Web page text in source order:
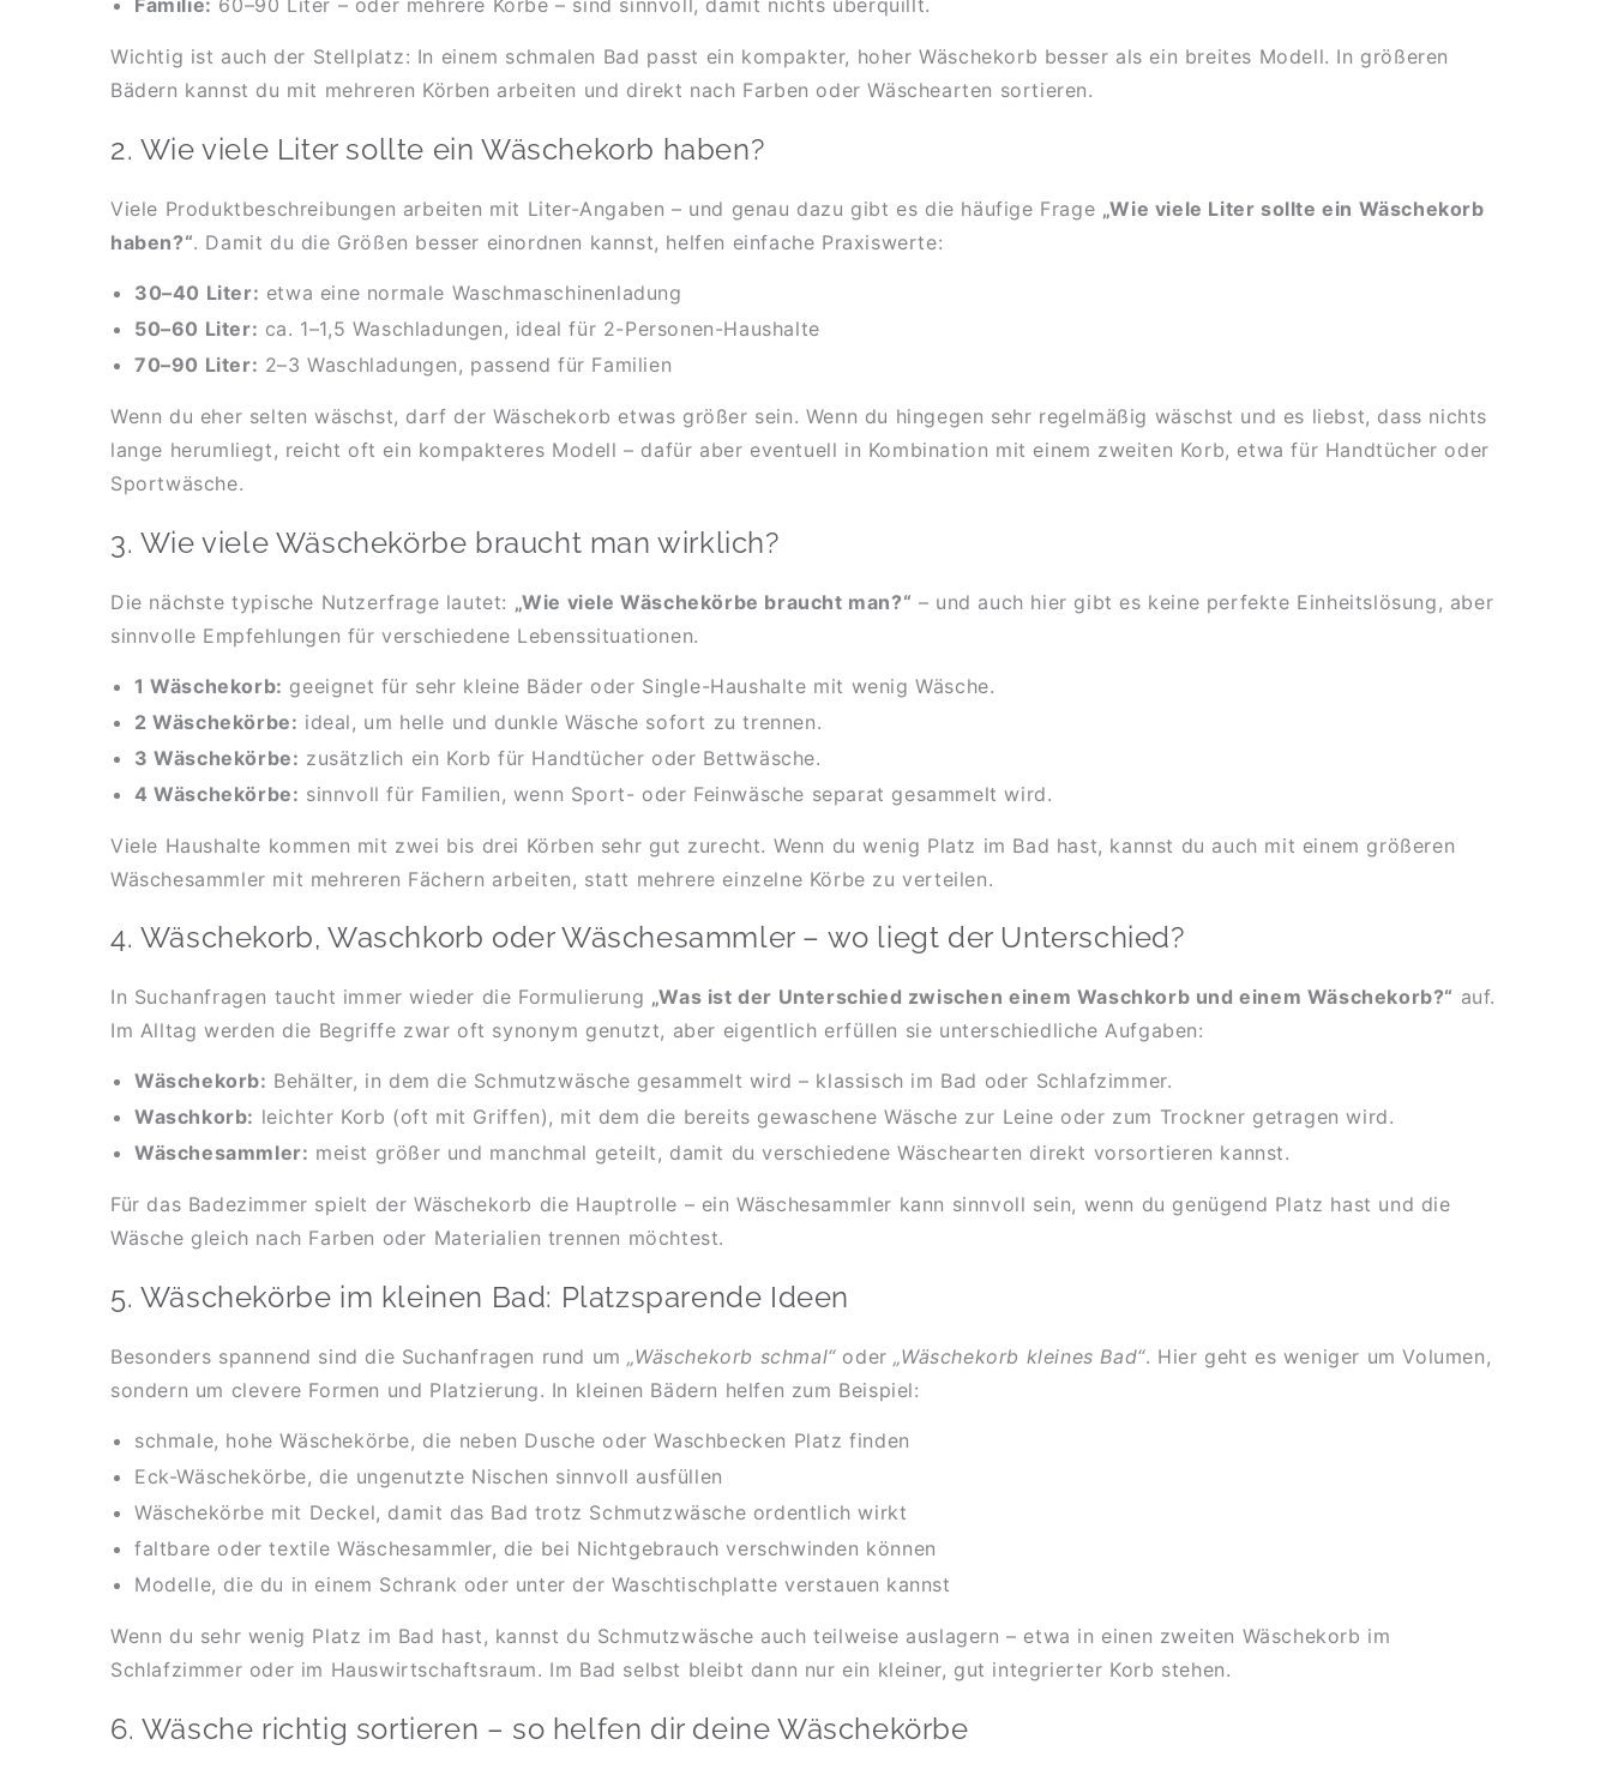
Wichtig ist auch der Stellplatz: In einem schmalen Bad passt ein kompakter, hoher Wäschekorb besser als ein breites Modell. In größeren
Bädern kannst du mit mehreren Körben arbeiten und direkt nach Farben oder Wäschearten sortieren.
2. Wie viele Liter sollte ein Wäschekorb haben?
Viele Produktbeschreibungen arbeiten mit Liter-Angaben – und genau dazu gibt es die häufige Frage „Wie viele Liter sollte ein Wäschekorb
haben?“. Damit du die Größen besser einordnen kannst, helfen einfache Praxiswerte:
30–40 Liter: etwa eine normale Waschmaschinenladung
50–60 Liter: ca. 1–1,5 Waschladungen, ideal für 2-Personen-Haushalte
70–90 Liter: 2–3 Waschladungen, passend für Familien
Wenn du eher selten wäschst, darf der Wäschekorb etwas größer sein. Wenn du hingegen sehr regelmäßig wäschst und es liebst, dass nichts
lange herumliegt, reicht oft ein kompakteres Modell – dafür aber eventuell in Kombination mit einem zweiten Korb, etwa für Handtücher oder
Sportwäsche.
3. Wie viele Wäschekörbe braucht man wirklich?
Die nächste typische Nutzerfrage lautet: „Wie viele Wäschekörbe braucht man?“ – und auch hier gibt es keine perfekte Einheitslösung, aber
sinnvolle Empfehlungen für verschiedene Lebenssituationen.
1 Wäschekorb: geeignet für sehr kleine Bäder oder Single-Haushalte mit wenig Wäsche.
2 Wäschekörbe: ideal, um helle und dunkle Wäsche sofort zu trennen.
3 Wäschekörbe: zusätzlich ein Korb für Handtücher oder Bettwäsche.
4 Wäschekörbe: sinnvoll für Familien, wenn Sport- oder Feinwäsche separat gesammelt wird.
Viele Haushalte kommen mit zwei bis drei Körben sehr gut zurecht. Wenn du wenig Platz im Bad hast, kannst du auch mit einem größeren
Wäschesammler mit mehreren Fächern arbeiten, statt mehrere einzelne Körbe zu verteilen.
4. Wäschekorb, Waschkorb oder Wäschesammler – wo liegt der Unterschied?
In Suchanfragen taucht immer wieder die Formulierung „Was ist der Unterschied zwischen einem Waschkorb und einem Wäschekorb?“ auf.
Im Alltag werden die Begriffe zwar oft synonym genutzt, aber eigentlich erfüllen sie unterschiedliche Aufgaben:
Wäschekorb: Behälter, in dem die Schmutzwäsche gesammelt wird – klassisch im Bad oder Schlafzimmer.
Waschkorb: leichter Korb (oft mit Griffen), mit dem die bereits gewaschene Wäsche zur Leine oder zum Trockner getragen wird.
Wäschesammler: meist größer und manchmal geteilt, damit du verschiedene Wäschearten direkt vorsortieren kannst.
Für das Badezimmer spielt der Wäschekorb die Hauptrolle – ein Wäschesammler kann sinnvoll sein, wenn du genügend Platz hast und die
Wäsche gleich nach Farben oder Materialien trennen möchtest.
5. Wäschekörbe im kleinen Bad: Platzsparende Ideen
Besonders spannend sind die Suchanfragen rund um„Wäschekorb schmal“oder„Wäschekorb kleines Bad“. Hier geht es weniger um Volumen,
sondern um clevere Formen und Platzierung. In kleinen Bädern helfen zum Beispiel:
schmale, hohe Wäschekörbe, die neben Dusche oder Waschbecken Platz finden
Eck-Wäschekörbe, die ungenutzte Nischen sinnvoll ausfüllen
Wäschekörbe mit Deckel, damit das Bad trotz Schmutzwäsche ordentlich wirkt
faltbare oder textile Wäschesammler, die bei Nichtgebrauch verschwinden können
Modelle, die du in einem Schrank oder unter der Waschtischplatte verstauen kannst
Wenn du sehr wenig Platz im Bad hast, kannst du Schmutzwäsche auch teilweise auslagern – etwa in einen zweiten Wäschekorb im
Schlafzimmer oder im Hauswirtschaftsraum. Im Bad selbst bleibt dann nur ein kleiner, gut integrierter Korb stehen.
6. Wäsche richtig sortieren – so helfen dir deine Wäschekörbe